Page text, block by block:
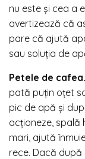
nu este și cea a
avertizează că
pare că ajută
sau soluția de
Petele de cafea.
pată puțin oțet
pic de apă și
acționeze, spală
mari, ajută
rece. Dacă